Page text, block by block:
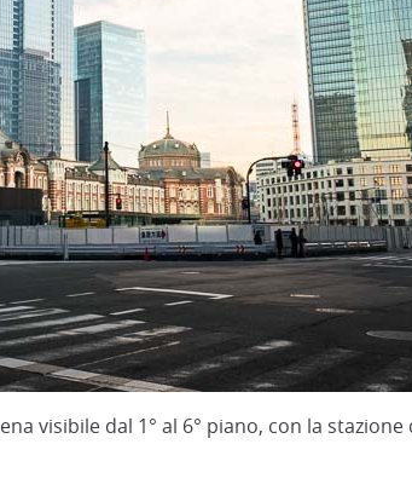
visibile dal 1° al 6° piano, con la